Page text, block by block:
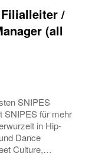
/
(all
SNIPES
SNIPES für mehr
in Hip-
Dance
Culture,